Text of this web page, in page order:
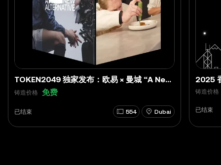
TOKEN2049 独家发布：欧易 × 曼城 “A New Alternative” 限量版 NFT
铸造价格 免费
已结束 554 Dubai
2025
铸造价格
已结束